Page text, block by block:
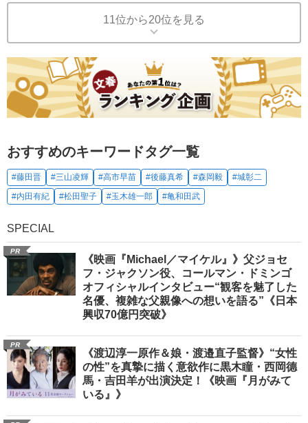
11位から20位を見る
おすすめのキーワードタグ一覧
#藤田晋 #三山凌輝 #高市早苗 #後藤真希 #森岡毅
#城彰二
#内田有紀
#松田聖子 #玉木雄一郎 #亀和田武
SPECIAL
PR
《映画『Michael／マイケル』》父ジョセ
フ・ジャクソン役、コールマン・ドミンゴ
オフィシャルインタビュー“観客を魅了した
名優、複雑な父親像への想いを語る”《日本
興収70億円突破》
PR
《渡辺淳一原作＆娘・渡邉直子監督》“女性
の性”を真摯に描く意欲作に黒木瞳・西岡德
馬・吉田羊が出演決定！《映画『月がみて
いる』》